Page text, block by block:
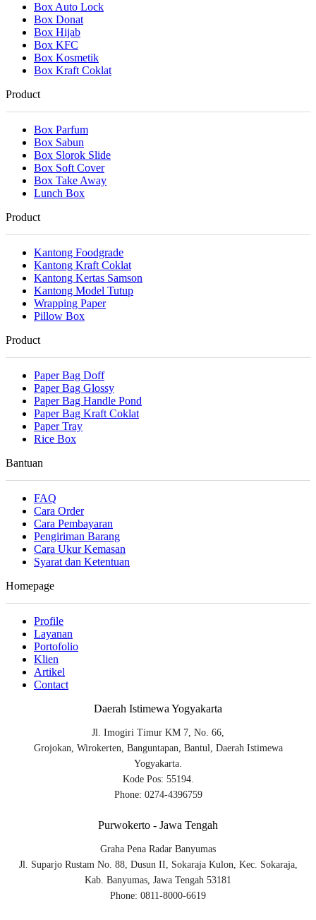
Box Auto Lock
Box Donat
Box Hijab
Box KFC
Box Kosmetik
Box Kraft Coklat
Product
Box Parfum
Box Sabun
Box Slorok Slide
Box Soft Cover
Box Take Away
Lunch Box
Product
Kantong Foodgrade
Kantong Kraft Coklat
Kantong Kertas Samson
Kantong Model Tutup
Wrapping Paper
Pillow Box
Product
Paper Bag Doff
Paper Bag Glossy
Paper Bag Handle Pond
Paper Bag Kraft Coklat
Paper Tray
Rice Box
Bantuan
FAQ
Cara Order
Cara Pembayaran
Pengiriman Barang
Cara Ukur Kemasan
Syarat dan Ketentuan
Homepage
Profile
Layanan
Portofolio
Klien
Artikel
Contact
Daerah Istimewa Yogyakarta
Jl. Imogiri Timur KM 7, No. 66,
Grojokan, Wirokerten, Banguntapan, Bantul, Daerah Istimewa
Yogyakarta.
Kode Pos: 55194.
Phone: 0274-4396759
Purwokerto - Jawa Tengah
Graha Pena Radar Banyumas
Jl. Suparjo Rustam No. 88, Dusun II, Sokaraja Kulon, Kec. Sokaraja,
Kab. Banyumas, Jawa Tengah 53181
Phone: 0811-8000-6619